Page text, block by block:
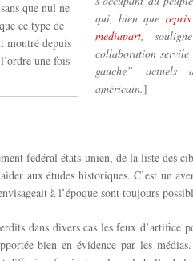
que nul ne
ce type de
montré depuis
une fois
qui, bien que
mediapart,
collaboration servile
gauche” actuels
américain.]
fédéral états-unien, de la liste des
aux études historiques. C’est un
à l’époque sont toujours
dans divers cas les feux d’artifice
bien en évidence par les